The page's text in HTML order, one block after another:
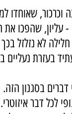
וכרכור,
- עליון, שהפכו
2006, אבל חלילה
בעזרת נעליים
בסגנון
לכל דבר